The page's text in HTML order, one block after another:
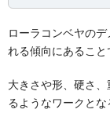
ローラコンベヤの
れる傾向にあること
大きさや形、硬さ
るようなワークと